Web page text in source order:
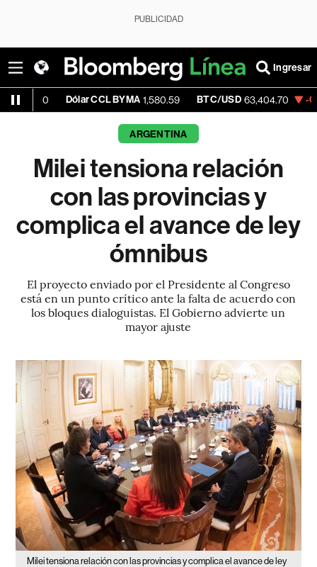
PUBLICIDAD
Ingresar
Dólar CCL BYMA 1,580.59 BTC/USD 63,404.70 -0.53%
ARGENTINA
Milei tensiona relación
con las provincias y
complica el avance de ley
ómnibus
El proyecto enviado por el Presidente al Congreso
está en un punto crítico ante la falta de acuerdo con
los bloques dialoguistas. El Gobierno advierte un
mayor ajuste
Milei tensiona relación con las provincias y complica el avance de ley